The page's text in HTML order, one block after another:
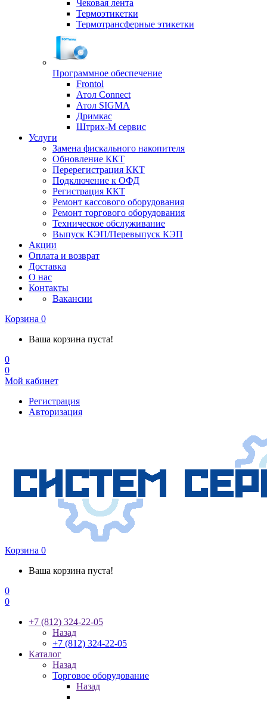
Чековая лента
Термоэтикетки
Термотрансферные этикетки
Программное обеспечение
Frontol
Атол Connect
Атол SIGMA
Дримкас
Штрих-М сервис
Услуги
Замена фискального накопителя
Обновление ККТ
Перерегистрация ККТ
Подключение к ОФД
Регистрация ККТ
Ремонт кассового оборудования
Ремонт торгового оборудования
Техническое обслуживание
Выпуск КЭП/Перевыпуск КЭП
Акции
Оплата и возврат
Доставка
О нас
Контакты
Вакансии
Корзина 0
Ваша корзина пуста!
0
0
Мой кабинет
Регистрация
Авторизация
Корзина 0
Ваша корзина пуста!
0
0
+7 (812) 324-22-05
Назад
+7 (812) 324-22-05
Каталог
Назад
Торговое оборудование
Назад